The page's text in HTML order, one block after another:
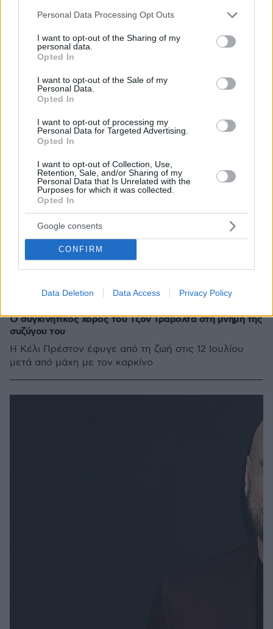
Please note that this website/app uses one or more Google
not limited to your visit or usage behaviour. You may click to
grant or deny consent to Google and its third-party tags to
use your data for below specified purposes in below Google
consent section.
Personal Data Processing Opt Outs
I want to opt-out of the Sharing of my
personal data.
Opted In
I want to opt-out of the Sale of my
Personal Data.
Opted In
I want to opt-out of processing my
Personal Data for Targeted Advertising.
Opted In
I want to opt-out of Collection, Use,
Retention, Sale, and/or Sharing of my
Personal Data that Is Unrelated with the
Purposes for which it was collected.
Opted In
Google consents
CONFIRM
Data Deletion Data Access Privacy Policy
Ο συγκινητικός χορός του Τζον Τραβόλτα στη μνήμη της
συζύγου του
H Κέλι Πρέστον έφυγε από τη ζωή στις 12 Ιουλίου
μετά από μάχη με τον καρκίνο